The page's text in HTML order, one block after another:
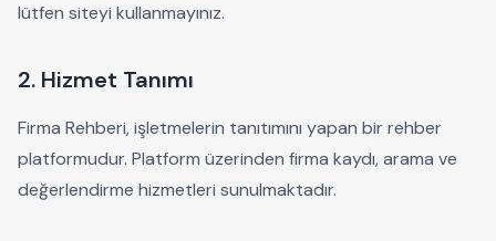
lütfen siteyi kullanmayınız.
2. Hizmet Tanımı
Firma Rehberi, işletmelerin tanıtımını yapan bir rehber
platformudur. Platform üzerinden firma kaydı, arama ve
değerlendirme hizmetleri sunulmaktadır.